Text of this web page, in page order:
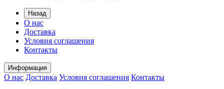
Назад
О нас
Доставка
Условия соглашения
Контакты
Информация
О нас Доставка Условия соглашения Контакты